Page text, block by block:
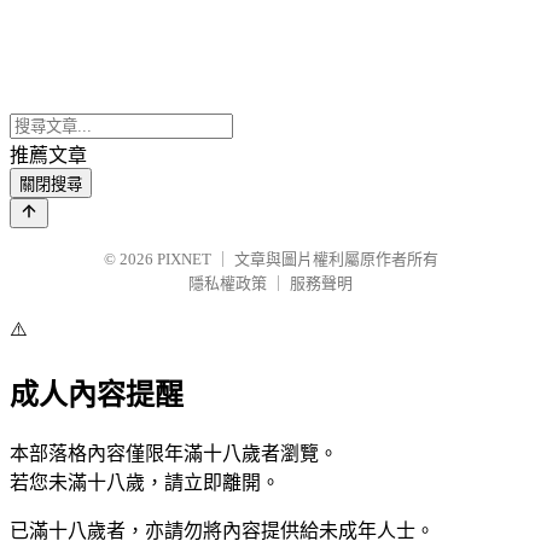
推薦文章
關閉搜尋
© 2026 PIXNET
文章與圖片權利屬原作者所有
隱私權政策
服務聲明
⚠️
成人內容提醒
本部落格內容僅限年滿十八歲者瀏覽。
若您未滿十八歲，請立即離開。
已滿十八歲者，亦請勿將內容提供給未成年人士。